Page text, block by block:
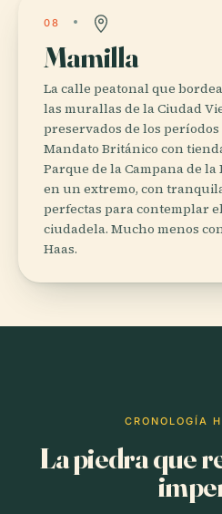
08
Mamilla
La calle peatonal que
las murallas de la Ciudad
preservados de los
Mandato Británico con
Parque de la Campana de
en un extremo, con
perfectas para contemplar
ciudadela. Mucho menos
Haas.
CRONOLOGÍA
La piedra que